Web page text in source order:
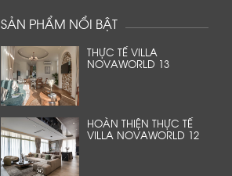
SẢN PHẨM NỔI BẬT
THỰC TẾ VILLA
NOVAWORLD 13
HOÀN THIỆN THỰC TẾ
VILLA NOVAWORLD 12